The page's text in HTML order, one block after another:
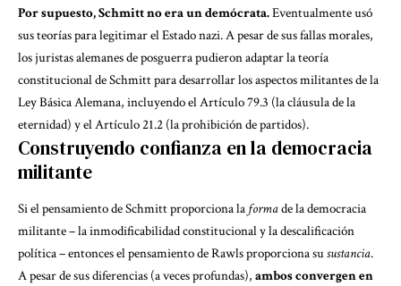
Por supuesto, Schmitt no era un demócrata.Eventualmente usó
sus teorías para legitimar el Estado nazi. A pesar de sus fallas morales,
los juristas alemanes de posguerra pudieron adaptar la teoría
constitucional de Schmitt para desarrollar los aspectos militantes de la
Ley Básica Alemana, incluyendo el Artículo 79.3 (la cláusula de la
eternidad) y el Artículo 21.2 (la prohibición de partidos).
Construyendo confianza en la democracia
militante
Si el pensamiento de Schmitt proporciona la formade la democracia
militante – la inmodificabilidad constitucional y la descalificación
política – entonces el pensamiento de Rawls proporciona susustancia.
A pesar de sus diferencias (a veces profundas), ambos convergen en